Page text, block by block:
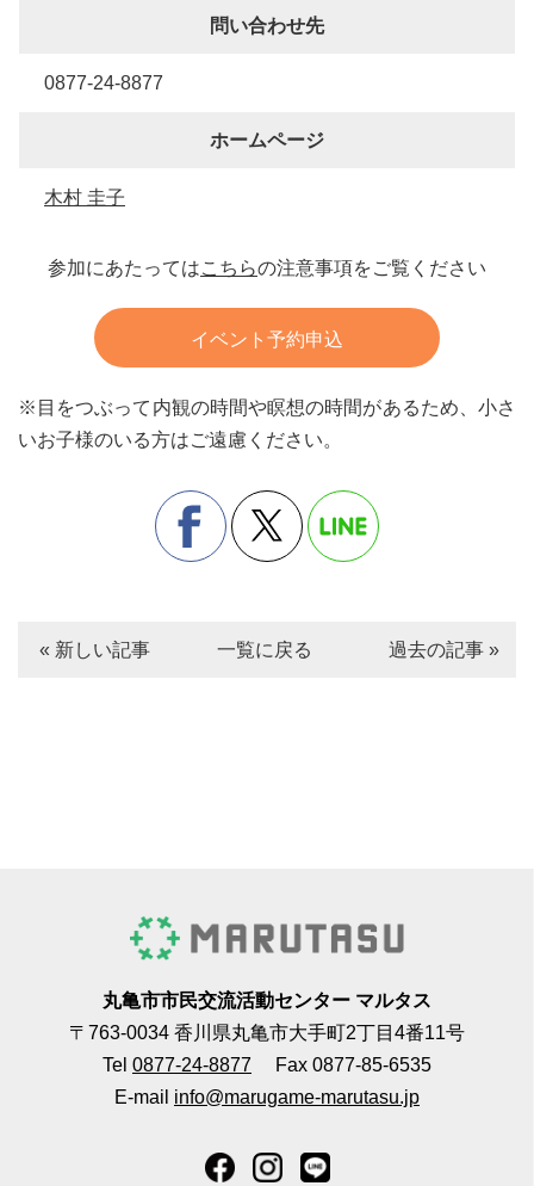
問い合わせ先
0877-24-8877
ホームページ
木村 圭子
参加にあたってはこちらの注意事項をご覧ください
イベント予約申込
※目をつぶって内観の時間や瞑想の時間があるため、小さ
いお子様のいる方はご遠慮ください。
« 新しい記事 一覧に戻る 過去の記事 »
丸亀市市民交流活動センター マルタス
〒763-0034 香川県丸亀市大手町2丁目4番11号
Tel 0877-24-8877
Fax 0877-85-6535
E-mail info@marugame-marutasu.jp